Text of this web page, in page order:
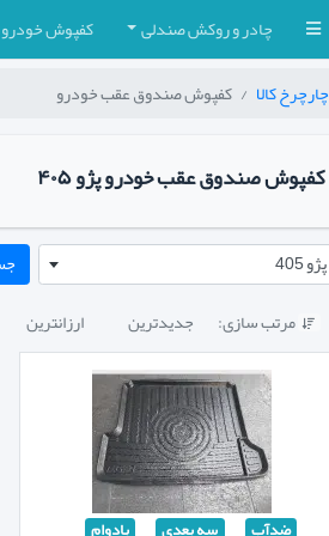
چادر و روکش صندلی کفپوش خودرو
چارچرخ کالا کفپوش صندوق عقب خودرو
کفپوش صندوق عقب خودرو پژو ۴۰۵
پژو 405
 مرتب سازی: جدیدترین ارزانترین
ضدآب سه بعدی بادوام